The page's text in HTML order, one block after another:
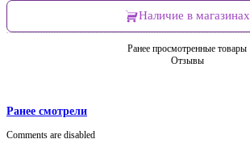
Наличие в магазинах
Ранее просмотренные товары
Отзывы
Ранее смотрели
Comments are disabled